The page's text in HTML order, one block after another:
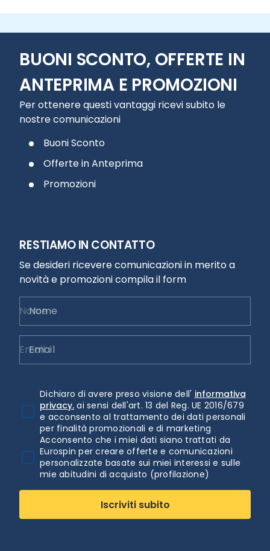
BUONI SCONTO, OFFERTE IN
ANTEPRIMA E PROMOZIONI
Per ottenere questi vantaggi ricevi subito le
nostre comunicazioni
Buoni Sconto
Offerte in Anteprima
Promozioni
RESTIAMO IN CONTATTO
Se desideri ricevere comunicazioni in merito a
novità e promozioni compila il form
Nome
Email
Dichiaro di avere preso visione dell' informativa
privacy. ai sensi dell'art. 13 del Reg. UE 2016/679
e acconsento al trattamento dei dati personali
per finalità promozionali e di marketing
Acconsento che i miei dati siano trattati da
Eurospin per creare offerte e comunicazioni
personalizzate basate sui miei interessi e sulle
mie abitudini di acquisto (profilazione)
Iscriviti subito